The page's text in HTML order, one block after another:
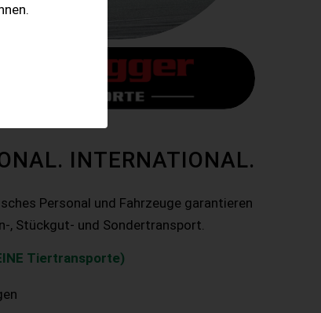
INTERNATIONAL.
Personal und Fahrzeuge garantieren
, Stückgut- und Sondertransport.
Tiertransporte)